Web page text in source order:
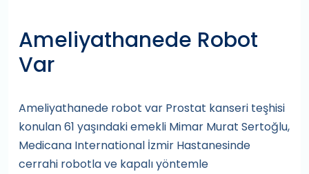
Ameliyathanede Robot
Var
Ameliyathanede robot var Prostat kanseri teşhisi
konulan 61 yaşındaki emekli Mimar Murat Sertoğlu,
Medicana International İzmir Hastanesinde
cerrahi robotla ve kapalı yöntemle